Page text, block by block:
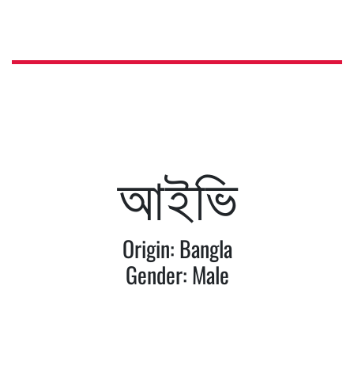
আইভি
Origin: Bangla
Gender: Male